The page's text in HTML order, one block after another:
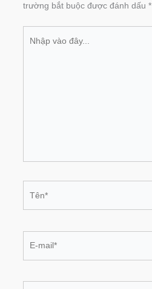
trường bắt buộc được đánh dấu *